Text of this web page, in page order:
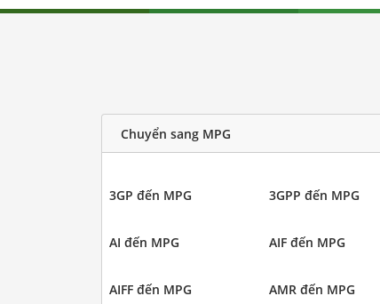
Chuyển sang MPG
3GP đến MPG 3GPP đến MPG
AI đến MPG AIF đến MPG
AIFF đến MPG AMR đến MPG